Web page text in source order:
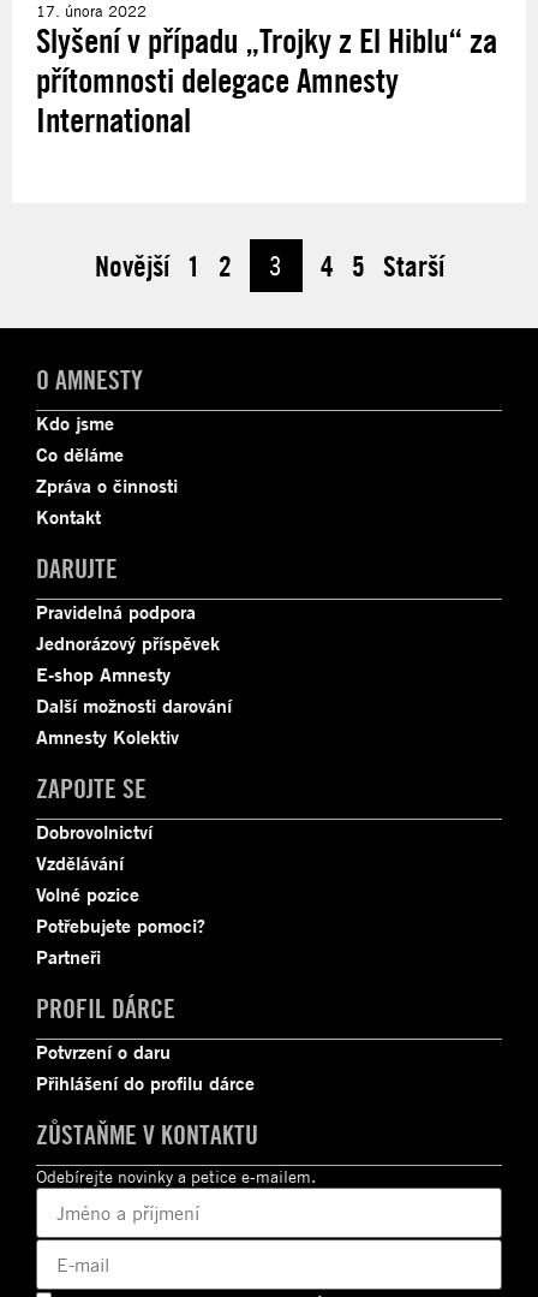
17. února 2022
Slyšení v případu „Trojky z El Hiblu“ za
přítomnosti delegace Amnesty
International
Novější 1 2 3 4 5 Starší
O AMNESTY
Kdo jsme
Co děláme
Zpráva o činnosti
Kontakt
DARUJTE
Pravidelná podpora
Jednorázový příspěvek
E-shop Amnesty
Další možnosti darování
Amnesty Kolektiv
ZAPOJTE SE
Dobrovolnictví
Vzdělávání
Volné pozice
Potřebujete pomoci?
Partneři
PROFIL DÁRCE
Potvrzení o daru
Přihlášení do profilu dárce
ZŮSTAŇME V KONTAKTU
Odebírejte novinky a petice e-mailem.